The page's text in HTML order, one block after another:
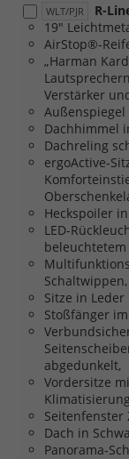
und
[PJM]
18
Zoll
York,
Schwarz)
WLT/PJR
R-
19"
AirStop®-
„Harman
Verstärker
Außenspiegel
Dachhimmel
Dachreling
ergoActive-
Heckspoiler
LED-
beleuchtetem
Schaltwippen,
Sitze in
Stoßfänger
abgedunkelt,
Vordersitze
Seitenfenster
Dach in
Panorama-